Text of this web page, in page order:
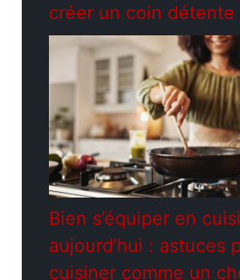
créer un coin détente
Bien s’équiper en
aujourd’hui : astuces
cuisiner comme un